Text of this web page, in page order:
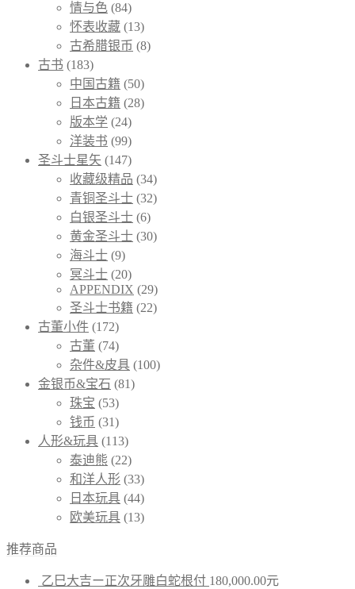
情与色 (84)
怀表收藏 (13)
古希腊银币 (8)
古书 (183)
中国古籍 (50)
日本古籍 (28)
版本学 (24)
洋装书 (99)
圣斗士星矢 (147)
收藏级精品 (34)
青铜圣斗士 (32)
白银圣斗士 (6)
黄金圣斗士 (30)
海斗士 (9)
冥斗士 (20)
APPENDIX (29)
圣斗士书籍 (22)
古董小件 (172)
古董 (74)
杂件&皮具 (100)
金银币&宝石 (81)
珠宝 (53)
钱币 (31)
人形&玩具 (113)
泰迪熊 (22)
和洋人形 (33)
日本玩具 (44)
欧美玩具 (13)
推荐商品
乙巳大吉ー正次牙雕白蛇根付 180,000.00元